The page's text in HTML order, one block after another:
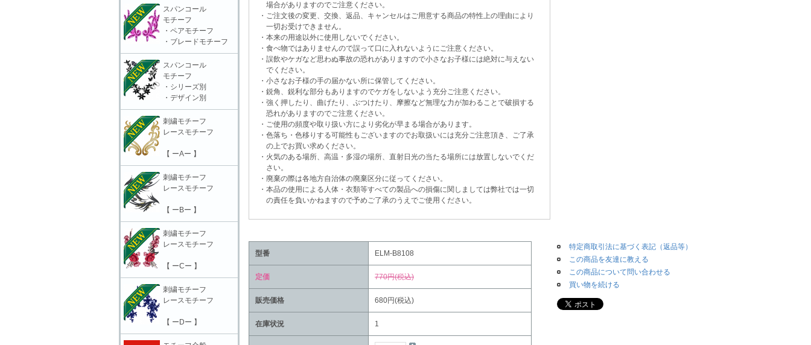
場合がありますのでご注意ください。
・ご注文後の変更、交換、返品、キャンセルはご用意する商品の特性上の理由により
一切お受けできません。
・本来の用途以外に使用しないでください。
・食べ物ではありませんので誤って口に入れないようにご注意ください。
・誤飲やケガなど思わぬ事故の恐れがありますので小さなお子様には絶対に与えない
でください。
・小さなお子様の手の届かない所に保管してください。
・鋭角、鋭利な部分もありますのでケガをしないよう充分ご注意ください。
・強く押したり、曲げたり、ぶつけたり、摩擦など無理な力が加わることで破損する
恐れがありますのでご注意ください。
・ご使用の頻度や取り扱い方により劣化が早まる場合があります。
・色落ち・色移りする可能性もございますのでお取扱いには充分ご注意頂き、ご了承
の上でお買い求めください。
・火気のある場所、高温・多湿の場所、直射日光の当たる場所には放置しないでくだ
さい。
・廃棄の際は各地方自治体の廃棄区分に従ってください。
・本品の使用による人体・衣類等すべての製品への損傷に関しましては弊社では一切
の責任を負いかねますので予めご了承のうえでご使用ください。
型番 ELM-B8108
定価 770円(税込)
販売価格 680円(税込)
在庫状況 1
特定商取引法に基づく表記（返品等）
この商品を友達に教える
この商品について問い合わせる
買い物を続ける
スパンコール
モチーフ
・ペアモチーフ
・ブレードモチーフ
スパンコール
モチーフ
・シリーズ別
・デザイン別
刺繍モチーフ
レースモチーフ
【 ーAー 】
刺繍モチーフ
レースモチーフ
【 ーBー 】
刺繍モチーフ
レースモチーフ
【 ーCー 】
刺繍モチーフ
レースモチーフ
【 ーDー 】